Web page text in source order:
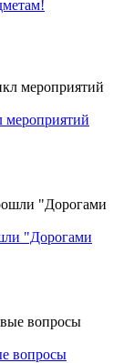
мероприятий
"Дорогами
вопросы